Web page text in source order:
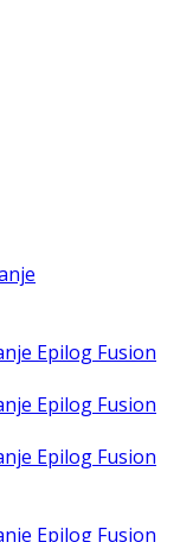
Epilog Fusion
Epilog Fusion
Epilog Fusion
Epilog Fusion